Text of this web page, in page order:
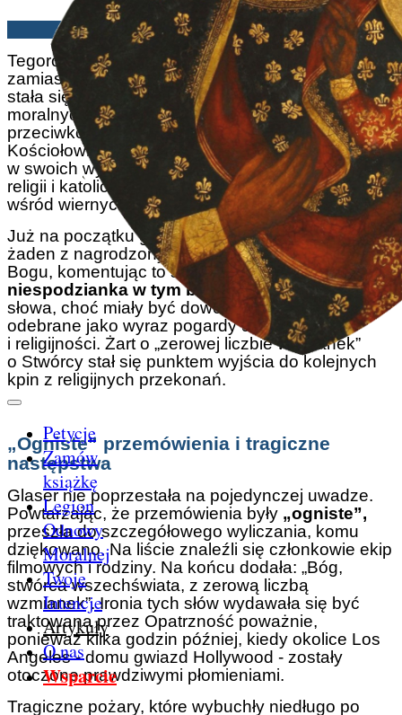
Petycje
Zamów
książkę
Legion
Odnowy
Moralnej
Twoje
Intencje
Artykuły
O nas
Wsparcie
Redakcja | 17/01/2025
Tegoroczna gala Złotych Globów w Beverly Hills,
zamiast zapisać się jako święto kinematografii,
stała się sceną szyderstwa z wiary i zasad
moralnych, co jest poważnym wykroczeniem
przeciwko Bogu, Naszemu Panu i Jego
Kościołowi. Nikki Glaser, prowadząca wieczoru,
w swoich wystąpieniach wielokrotnie kpiła z Boga,
religii i katolickiej tradycji, co wywołało oburzenie
wśród wiernych i nie tylko.
Już na początku gali Glaser zwróciła uwagę, że
żaden z nagrodzonych artystów nie podziękował
Bogu, komentując to słowami:„Żadna
niespodzianka w tym bezbożnym mieście”. Jej
słowa, choć miały być dowcipne, zostały
odebrane jako wyraz pogardy dla wiary
i religijności. Żart o „zerowej liczbie wzmianek”
o Stwórcy stał się punktem wyjścia do kolejnych
kpin z religijnych przekonań.
„Ogniste” przemówienia i tragiczne
następstwa
Glaser nie poprzestała na pojedynczej uwadze.
Powtarzając, że przemówienia były „ogniste”,
przeszła do szczegółowego wyliczania, komu
dziękowano. Na liście znaleźli się członkowie ekip
filmowych i rodziny. Na końcu dodała: „Bóg,
stwórca wszechświata, z zerową liczbą
wzmianek”. Ironia tych słów wydawała się być
traktowana przez Opatrzność poważnie,
ponieważ kilka godzin później, kiedy okolice Los
Angeles - domu gwiazd Hollywood - zostały
otoczone prawdziwymi płomieniami.
Tragiczne pożary, które wybuchły niedługo po